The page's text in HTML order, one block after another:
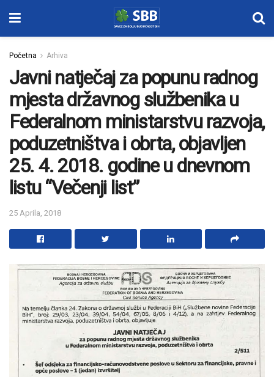
Početna Arhiva
Javni natječaj za popunu radnog
mjesta državnog službenika u
Federalnom ministarstvu razvoja,
poduzetništva i obrta, objavljen
25. 4. 2018. godine u dnevnom
listu “Večenji list”
25 Aprila, 2018